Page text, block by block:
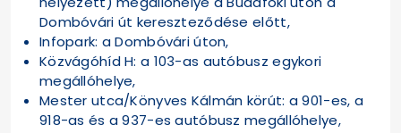
Dombóvári út kereszteződése előtt,
Infopark: a Dombóvári úton,
Közvágóhíd H: a 103-as autóbusz egykori
megállóhelye,
Mester utca/Könyves Kálmán körút: a 901-es, a
918-as és a 937-es autóbusz megállóhelye,